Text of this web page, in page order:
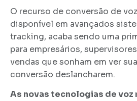
O recurso de conversão de
disponível em avançados
tracking, acaba sendo uma
para empresários,
vendas que sonham em ver
conversão deslancharem.
As novas tecnologias de voz